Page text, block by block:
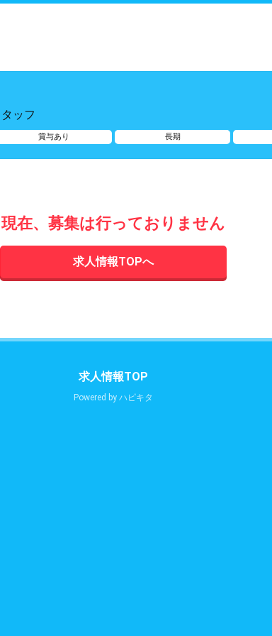
ッフ
賞与あり 長期
現在、募集は行っておりません
求人情報TOPへ
求人情報TOP
Powered by ハピキタ